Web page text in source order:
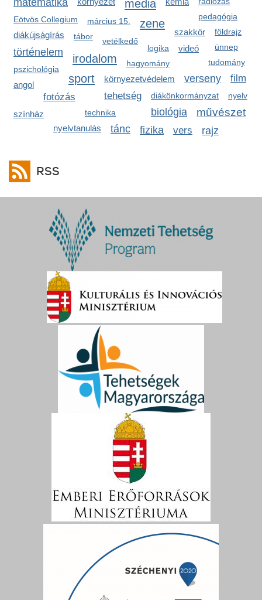
matematika media
pedagógia
Eötvös Collegium március 15. zene
szakkör földrajz
diákújságírás tábor vetélkedő
ünnep
logika
történelem irodalom
videó
hagyomány tudomány
pszichológia
sport környezetvédelem verseny
angol
tehetség
film
diákönkormányzat
fotózás
biológia művészet
technika
színház
nyelv
nyelvtanulás tánc fizika vers rajz
RSS